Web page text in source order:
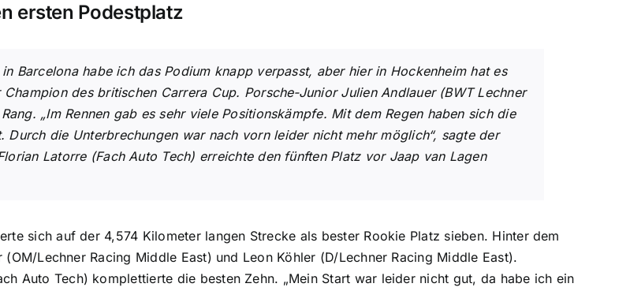
ersten Podestplatz
Barcelona habe ich das Podium knapp verpasst, aber hier in Hockenheim hat es
des britischen Carrera Cup. Porsche-Junior Julien Andlauer (BWT Lechner
„Im Rennen gab es sehr viele Positionskämpfe. Mit dem Regen haben sich die
Durch die Unterbrechungen war nach vorn leider nicht mehr möglich“, sagte der
Latorre (Fach Auto Tech) erreichte den fünften Platz vor Jaap van Lagen
sich auf der 4,574 Kilometer langen Strecke als bester Rookie Platz sieben. Hinter dem
Lechner Racing Middle East) und Leon Köhler (D/Lechner Racing Middle East).
Auto Tech) komplettierte die besten Zehn. „Mein Start war leider nicht gut, da habe ich ein